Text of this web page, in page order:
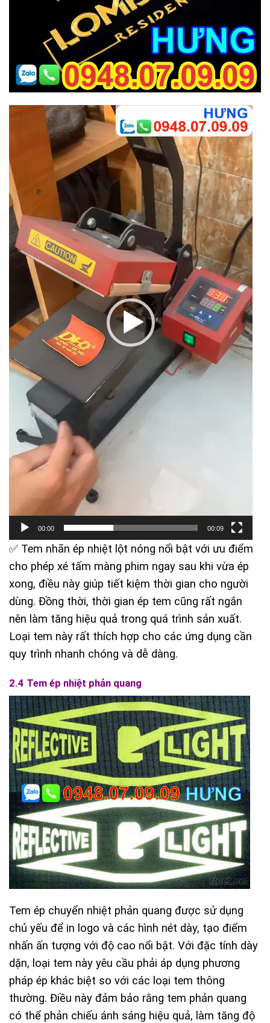
00:00 00:09
✅ Tem nhãn ép nhiệt lột nóng nổi bật với ưu điểm
cho phép xé tấm màng phim ngay sau khi vừa ép
xong, điều này giúp tiết kiệm thời gian cho người
dùng. Đồng thời, thời gian ép tem cũng rất ngắn
nên làm tăng hiệu quả trong quá trình sản xuất.
Loại tem này rất thích hợp cho các ứng dụng cần
quy trình nhanh chóng và dễ dàng.
2.4 Tem ép nhiệt phản quang
Tem ép chuyển nhiệt phản quang được sử dụng
chủ yếu để in logo và các hình nét dày, tạo điểm
nhấn ấn tượng với độ cao nổi bật. Với đặc tính dày
dặn, loại tem này yêu cầu phải áp dụng phương
pháp ép khác biệt so với các loại tem thông
thường. Điều này đảm bảo rằng tem phản quang
có thể phản chiếu ánh sáng hiệu quả, làm tăng độ